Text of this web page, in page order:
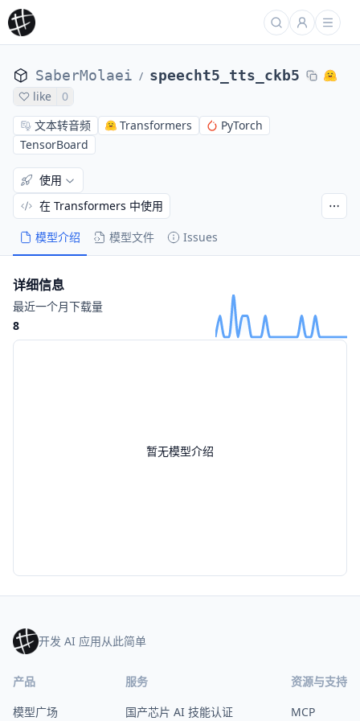
SaberMolaei / speecht5_tts_ckb5
like
0
文本转音频
Transformers
PyTorch
TensorBoard
模型介绍 模型文件 Issues
使用
在 Transformers 中使用
暂无模型介绍
详细信息
最近一个月下载量
8
开发 AI 应用从此简单
产品
模型广场
服务
国产芯片 AI 技能认证
资源与支持
MCP